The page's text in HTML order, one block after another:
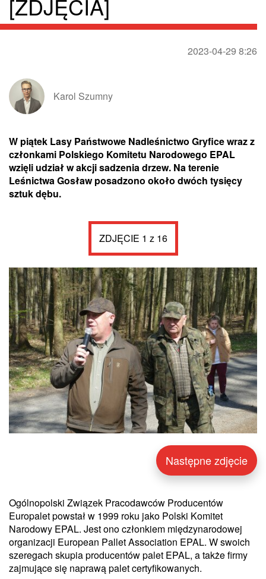
[ZDJĘCIA]
2023-04-29 8:26
Karol Szumny
W piątek Lasy Państwowe Nadleśnictwo Gryfice wraz z
członkami Polskiego Komitetu Narodowego EPAL
wzięli udział w akcji sadzenia drzew. Na terenie
Leśnictwa Gosław posadzono około dwóch tysięcy
sztuk dębu.
ZDJĘCIE 1 z 16
Następne zdjęcie
Ogólnopolski Związek Pracodawców Producentów
Europalet powstał w 1999 roku jako Polski Komitet
Narodowy EPAL. Jest ono członkiem międzynarodowej
organizacji European Pallet Association EPAL. W swoich
szeregach skupia producentów palet EPAL, a także firmy
zajmujące się naprawą palet certyfikowanych.